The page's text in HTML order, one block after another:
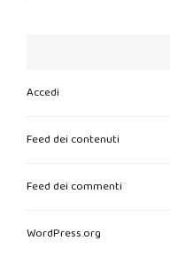
Accedi
Feed dei contenuti
Feed dei commenti
WordPress.org